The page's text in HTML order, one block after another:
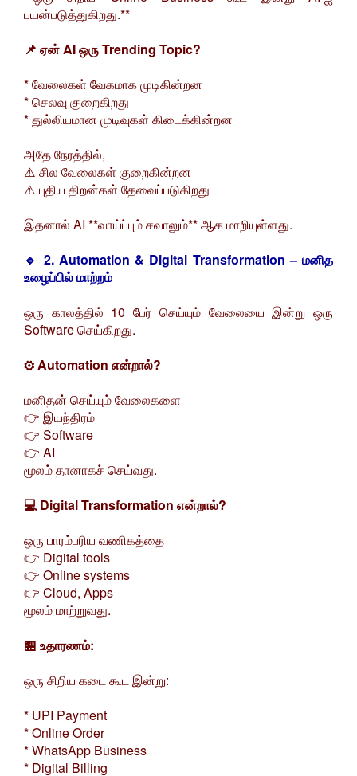
பயன்படுத்துகிறது.**
📌 ஏன் AI ஒரு Trending Topic?
* வேலைகள் வேகமாக முடிகின்றன
* செலவு குறைகிறது
* துல்லியமான முடிவுகள் கிடைக்கின்றன
அதே நேரத்தில்,
⚠️ சில வேலைகள் குறைகின்றன
⚠️ புதிய திறன்கள் தேவைப்படுகிறது
இதனால் AI **வாய்ப்பும் சவாலும்** ஆக மாறியுள்ளது.
🔹 2. Automation & Digital Transformation – மனித
உழைப்பில் மாற்றம்
ஒரு காலத்தில் 10 பேர் செய்யும் வேலையை இன்று ஒரு
Software செய்கிறது.
⚙️ Automation என்றால்?
மனிதன் செய்யும் வேலைகளை
👉 இயந்திரம்
👉 Software
👉 AI
மூலம் தானாகச் செய்வது.
💻 Digital Transformation என்றால்?
ஒரு பாரம்பரிய வணிகத்தை
👉 Digital tools
👉 Online systems
👉 Cloud, Apps
மூலம் மாற்றுவது.
🏪 உதாரணம்:
ஒரு சிறிய கடை கூட இன்று:
* UPI Payment
* Online Order
* WhatsApp Business
* Digital Billing